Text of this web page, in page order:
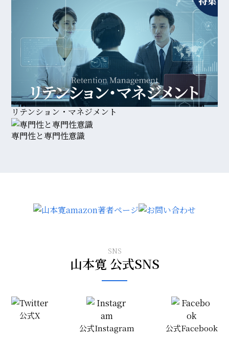
リテンション・マネジメント
専門性と専門性意識
SNS
山本寛 公式SNS
公式X
公式Instagram
公式Facebook